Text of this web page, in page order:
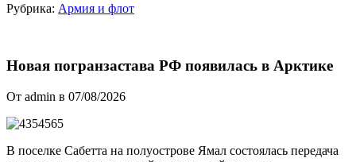
Рубрика: Армия и флот
Новая погранзастава РФ появилась в Арктике
От admin в 07/08/2026
В поселке Сабетта на полуострове Ямал состоялась передача